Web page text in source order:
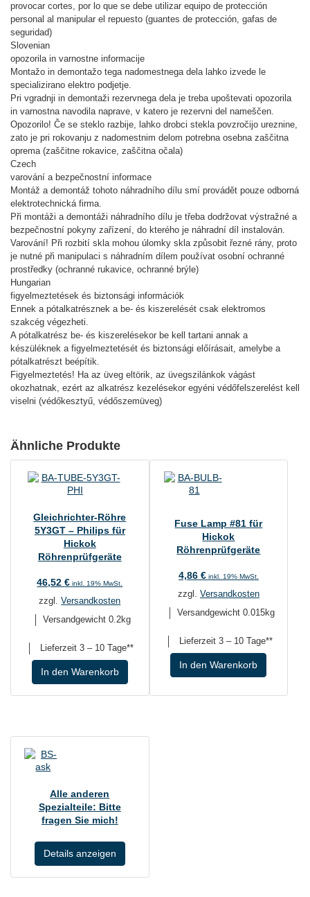
provocar cortes, por lo que se debe utilizar equipo de protección
personal al manipular el repuesto (guantes de protección, gafas de
seguridad)
Slovenian
opozorila in varnostne informacije
Montažo in demontažo tega nadomestnega dela lahko izvede le
specializirano elektro podjetje.
Pri vgradnji in demontaži rezervnega dela je treba upoštevati opozorila
in varnostna navodila naprave, v katero je rezervni del nameščen.
Opozorilo! Če se steklo razbije, lahko drobci stekla povzročijo ureznine,
zato je pri rokovanju z nadomestnim delom potrebna osebna zaščitna
oprema (zaščitne rokavice, zaščitna očala)
Czech
varování a bezpečnostní informace
Montáž a demontáž tohoto náhradního dílu smí provádět pouze odborná
elektrotechnická firma.
Při montáži a demontáži náhradního dílu je třeba dodržovat výstražné a
bezpečnostní pokyny zařízení, do kterého je náhradní díl instalován.
Varování! Při rozbití skla mohou úlomky skla způsobit řezné rány, proto
je nutné při manipulaci s náhradním dílem používat osobní ochranné
prostředky (ochranné rukavice, ochranné brýle)
Hungarian
figyelmeztetések és biztonsági információk
Ennek a pótalkatrésznek a be- és kiszerelését csak elektromos
szakcég végezheti.
A pótalkatrész be- és kiszerelésekor be kell tartani annak a
készüléknek a figyelmeztetését és biztonsági előírásait, amelybe a
pótalkatrészt beépítik.
Figyelmeztetés! Ha az üveg eltörik, az üvegszilánkok vágást
okozhatnak, ezért az alkatrész kezelésekor egyéni védőfelszerelést kell
viselni (védőkesztyű, védőszemüveg)
Ähnliche Produkte
Gleichrichter-Röhre
5Y3GT – Philips für
Hickok
Röhrenprüfgeräte
46,52€ inkl. 19% MwSt.
zzgl.Versandkosten
Versandgewicht 0.2kg
Lieferzeit3 – 10 Tage**
In den Warenkorb
Fuse Lamp #81 für
Hickok
Röhrenprüfgeräte
4,86 € inkl. 19% MwSt.
zzgl. Versandkosten
Versandgewicht 0.015kg
Lieferzeit 3 – 10 Tage**
In den Warenkorb
Alle anderen
Spezialteile: Bitte
fragen Sie mich!
Details anzeigen